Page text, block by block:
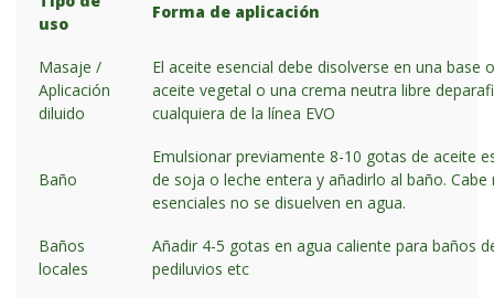
uso
Forma de aplicación
Masaje /
Aplicación
diluido
El aceite esencial debe disolverse en una
aceite vegetal o una crema neutra libre
cualquiera de la línea EVO
Baño
Emulsionar previamente 8-10 gotas de aceite
de soja o leche entera y añadirlo al baño.
esenciales no se disuelven en agua.
Baños
locales
Añadir 4-5 gotas en agua caliente para baños
pediluvios etc